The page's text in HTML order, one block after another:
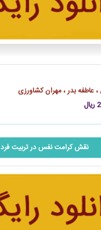
عاطفه بدر ، مهران کشاورزی
نقش کرامت نفس در تربیت فرد